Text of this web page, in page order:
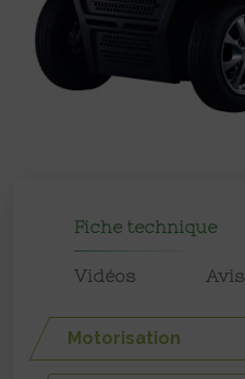
Fiche technique
Vidéos Avis
Motorisation